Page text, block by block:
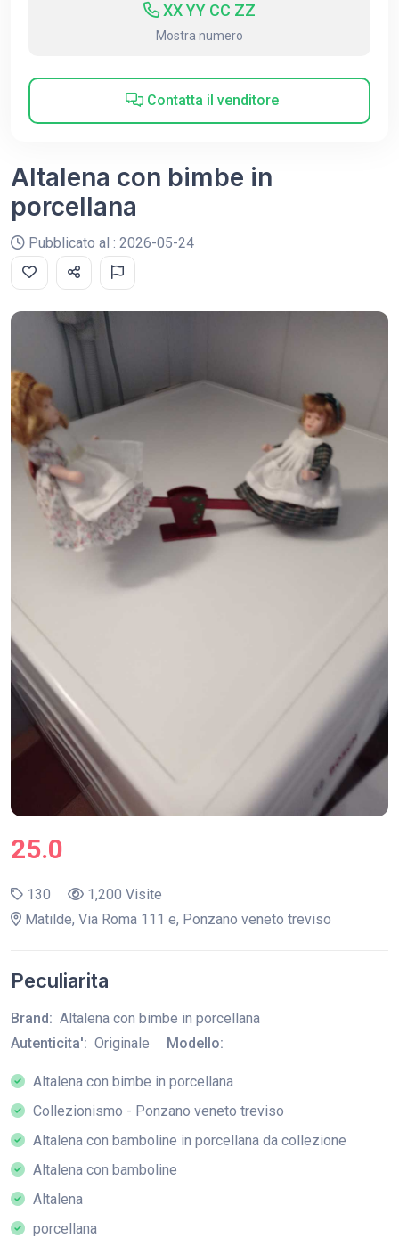
XX YY CC ZZ
Mostra numero
Contatta il venditore
Altalena con bimbe in
porcellana
Pubblicato al : 2026-05-24
25.0
130
1,200 Visite
Matilde, Via Roma 111 e, Ponzano veneto treviso
Peculiarita
Brand: Altalena con bimbe in porcellana
Autenticita': Originale Modello:
Altalena con bimbe in porcellana
Collezionismo - Ponzano veneto treviso
Altalena con bamboline in porcellana da collezione
Altalena con bamboline
Altalena
porcellana